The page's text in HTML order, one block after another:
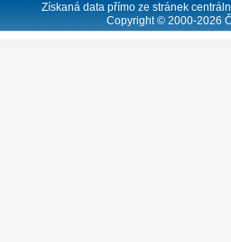
Získaná data přímo ze stránek
Copyright © 2000-2026